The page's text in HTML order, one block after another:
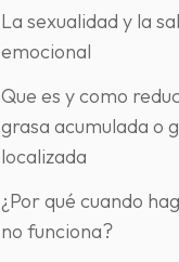
La sexualidad y la
emocional
Que es y como
grasa acumulada o
localizada
¿Por qué cuando
no funciona?